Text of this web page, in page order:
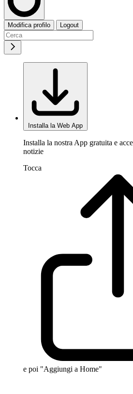
Modifica profilo Logout
Installa la Web App
Installa la nostra App gratuita e
notizie
Tocca
e poi "Aggiungi a Home"